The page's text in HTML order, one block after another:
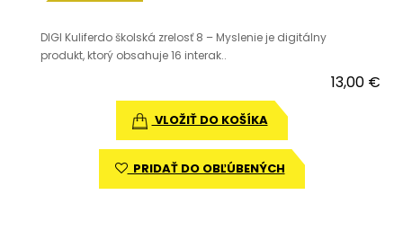
DIGI Kuliferdo školská zrelosť 8 – Myslenie je digitálny
produkt, ktorý obsahuje 16 interak..
13,00 €
VLOŽIŤ DO KOŠÍKA
PRIDAŤ DO OBĽÚBENÝCH